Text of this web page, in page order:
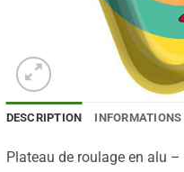
DESCRIPTION
Plateau de roulage en alu